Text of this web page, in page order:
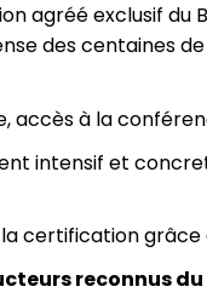
agréé exclusif du
des centaines
accès à la
intensif et
certification
reconnus